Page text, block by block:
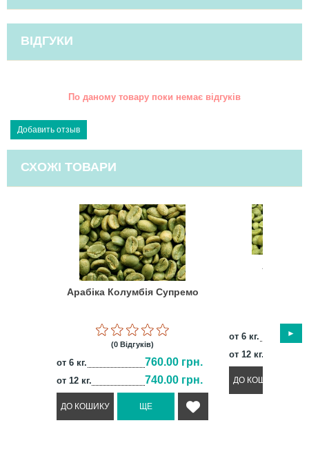
ВІДГУКИ
По даному товару поки немає відгуків
СХОЖІ ТОВАРИ
Арабіка Колумбія Супремо
(0 Відгуків)
от 6 кг. 760.00 грн.
от 12 кг. 740.00 грн.
Арабіка
от 6 кг.
от 12 кг.